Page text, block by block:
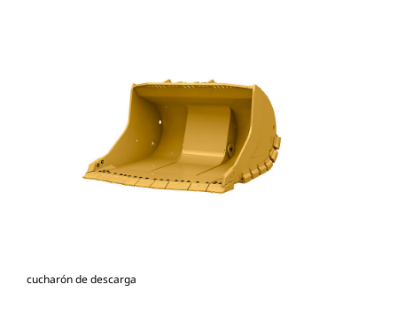
cucharón de descarga